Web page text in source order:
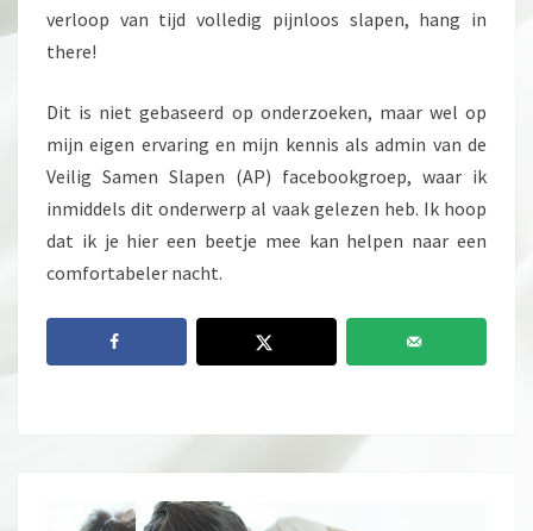
verloop van tijd volledig pijnloos slapen, hang in
there!
Dit is niet gebaseerd op onderzoeken, maar wel op
mijn eigen ervaring en mijn kennis als admin van de
Veilig Samen Slapen (AP) facebookgroep, waar ik
inmiddels dit onderwerp al vaak gelezen heb. Ik hoop
dat ik je hier een beetje mee kan helpen naar een
comfortabeler nacht.